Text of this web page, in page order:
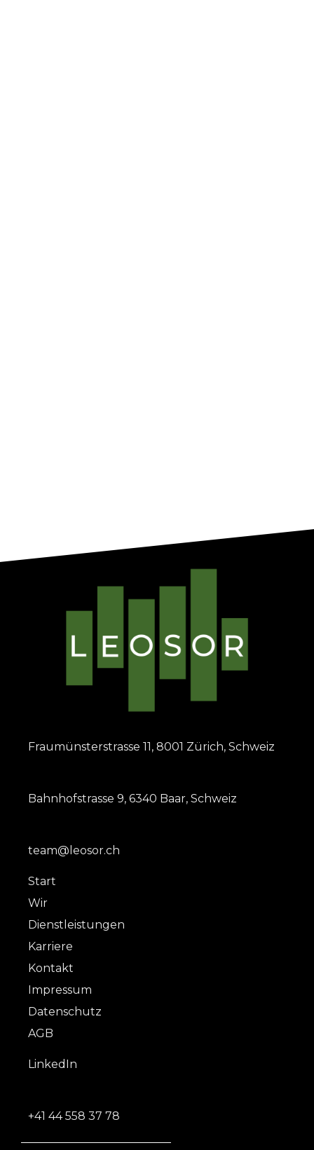
Fraumünsterstrasse 11, 8001 Zürich, Schweiz
Bahnhofstrasse 9, 6340 Baar, Schweiz
team@leosor.ch
Start
Wir
Dienstleistungen
Karriere
Kontakt
Impressum
Datenschutz
AGB
LinkedIn
+41 44 558 37 78